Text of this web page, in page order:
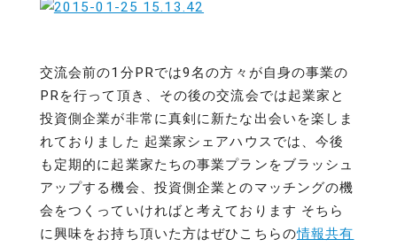
交流会前の1分PRでは9名の方々が自身の事業の
PRを行って頂き、その後の交流会では起業家と
投資側企業が非常に真剣に新たな出会いを楽しま
れておりました 起業家シェアハウスでは、今後
も定期的に起業家たちの事業プランをブラッシュ
アップする機会、投資側企業とのマッチングの機
会をつくっていければと考えております そちら
に興味をお持ち頂いた方はぜひこちらの情報共有